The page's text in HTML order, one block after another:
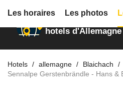
Annuaire des
hotels d'Allemagne
Hotels allemagne Blaichach
Sennalpe Gerstenbrändle - Hans &
Les horaires Les photos